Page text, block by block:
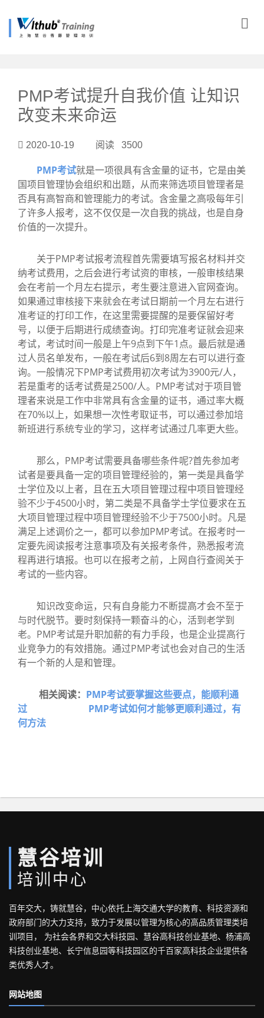
PMP考试提升自我价值 让知识
改变未来命运
2020-10-19 阅读 3500
PMP考试就是一项很具有含金量的证书，它是由美
国项目管理协会组织和出题，从而来筛选项目管理者是
否具有高智商和管理能力的考试。含金量之高吸每年引
了许多人报考，这不仅仅是一次自我的挑战，也是自身
价值的一次提升。
关于PMP考试报考流程首先需要填写报名材料并交
纳考试费用，之后会进行考试资的审核，一般审核结果
会在考前一个月左右提示，考生要注意进入官网查询。
如果通过审核接下来就会在考试日期前一个月左右进行
准考证的打印工作，在这里需要提醒的是要保留好考
号，以便于后期进行成绩查询。打印完准考证就会迎来
考试，考试时间一般是上午9点到下午1点。最后就是通
过人员名单发布，一般在考试后6到8周左右可以进行查
询。一般情况下PMP考试费用初次考试为3900元/人，
若是重考的话考试费是2500/人。PMP考试对于项目管
理者来说是工作中非常具有含金量的证书，通过率大概
在70%以上，如果想一次性考取证书，可以通过参加培
新班进行系统专业的学习，这样考试通过几率更大些。
那么，PMP考试需要具备哪些条件呢?首先参加考
试者是要具备一定的项目管理经验的，第一类是具备学
士学位及以上者，且在五大项目管理过程中项目管理经
验不少于4500小时，第二类是不具备学士学位要求在五
大项目管理过程中项目管理经验不少于7500小时。凡是
满足上述调价之一，都可以参加PMP考试。在报考时一
定要先阅读报考注意事项及有关报考条件，熟悉报考流
程再进行填报。也可以在报考之前，上网自行查阅关于
考试的一些内容。
知识改变命运，只有自身能力不断提高才会不至于
与时代脱节。要时刻保持一颗奋斗的心，活到老学到
老。PMP考试是升职加薪的有力手段，也是企业提高行
业竞争力的有效措施。通过PMP考试也会对自己的生活
有一个新的人是和管理。
相关阅读： PMP考试要掌握这些要点，能顺利通
过
PMP考试如何才能够更顺利通过，有
何方法
慧谷培训
培训中心
百年交大，铸就慧谷，中心依托上海交通大学的教育、科技资源和
政府部门的大力支持，致力于发展以管理为核心的高品质管理类培
训项目， 为社会各界和交大科技园、慧谷高科技创业基地、杨浦高
科技创业基地、长宁信息园等科技园区的千百家高科技企业提供各
类优秀人才。
网站地图